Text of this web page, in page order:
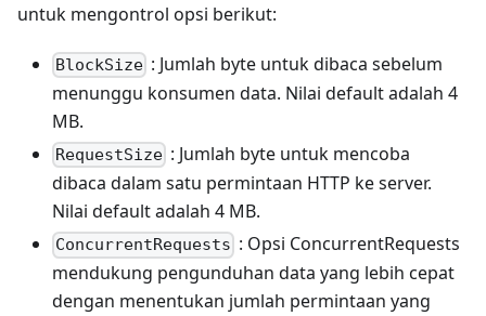
untuk mengontrol opsi berikut:
BlockSize : Jumlah byte untuk dibaca sebelum
menunggu konsumen data. Nilai default adalah 4
MB.
RequestSize : Jumlah byte untuk mencoba
dibaca dalam satu permintaan HTTP ke server.
Nilai default adalah 4 MB.
ConcurrentRequests : Opsi ConcurrentRequests
mendukung pengunduhan data yang lebih cepat
dengan menentukan jumlah permintaan yang